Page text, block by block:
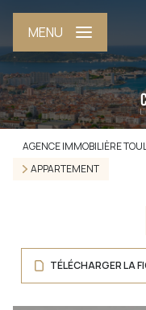
MENU
AGENCE IMMOBILIÈRE
APPARTEMENT
TÉLÉCHARGER LA